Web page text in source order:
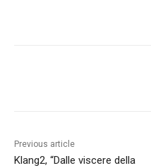
Previous article
Klang2, “Dalle viscere della